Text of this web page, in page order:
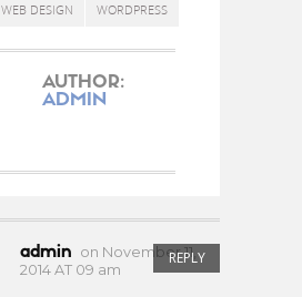
WEB DESIGN WORDPRESS
AUTHOR:
ADMIN
REPLY
admin on November 11,
2014 AT 09 am